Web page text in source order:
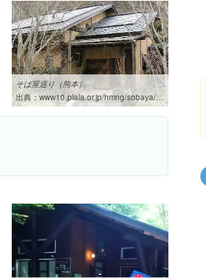
そば屋巡り（熊本）
出典：www10.plala.or.jp/hmng/sobaya/sobaya-k.html